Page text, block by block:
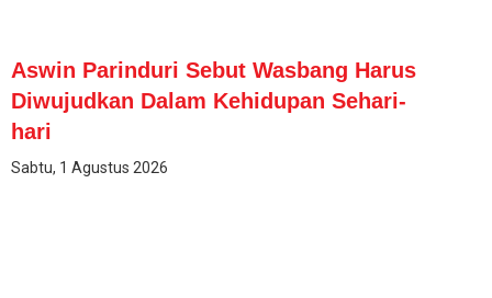
Aswin Parinduri Sebut Wasbang Harus
Diwujudkan Dalam Kehidupan Sehari-
hari
Sabtu, 1 Agustus 2026